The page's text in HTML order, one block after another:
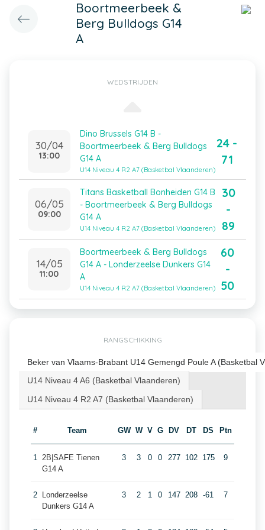
Boortmeerbeek &
Berg Bulldogs G14
A
WEDSTRIJDEN
30/04
13:00
Dino Brussels G14 B -
Boortmeerbeek & Berg Bulldogs
G14 A
U14 Niveau 4 R2 A7 (Basketbal Vlaanderen)
24 -
71
06/05
09:00
Titans Basketball Bonheiden G14 B
- Boortmeerbeek & Berg Bulldogs
G14 A
U14 Niveau 4 R2 A7 (Basketbal Vlaanderen)
30
-
89
14/05
11:00
Boortmeerbeek & Berg Bulldogs
G14 A - Londerzeelse Dunkers G14
A
U14 Niveau 4 R2 A7 (Basketbal Vlaanderen)
60
-
50
RANGSCHIKKING
Beker van Vlaams-Brabant U14 Gemengd Poule A (Basketbal
U14 Niveau 4 A6 (Basketbal Vlaanderen)
U14 Niveau 4 R2 A7 (Basketbal Vlaanderen)
# Team GW W V G DV DT DS Ptn
1 2B|SAFE Tienen
G14 A
3 3 0 0 277 102 175 9
2
Londerzeelse
Dunkers G14 A
3 2 1 0 147 208 -61 7